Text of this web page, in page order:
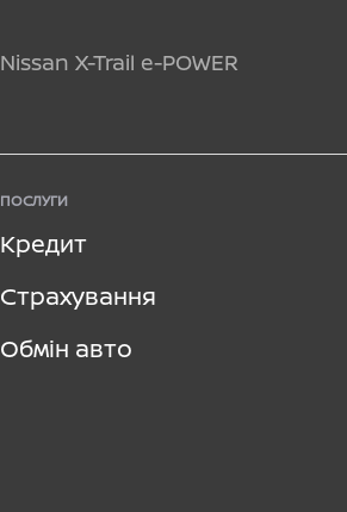
Nissan X-Trail e-POWER
ПОСЛУГИ
Кредит
Страхування
Обмін авто